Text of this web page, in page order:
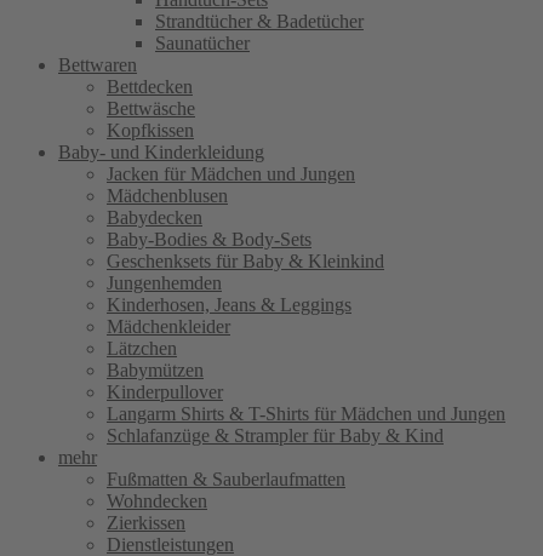
Strandtücher & Badetücher
Saunatücher
Bettwaren
Bettdecken
Bettwäsche
Kopfkissen
Baby- und Kinderkleidung
Jacken für Mädchen und Jungen
Mädchenblusen
Babydecken
Baby-Bodies & Body-Sets
Geschenksets für Baby & Kleinkind
Jungenhemden
Kinderhosen, Jeans & Leggings
Mädchenkleider
Lätzchen
Babymützen
Kinderpullover
Langarm Shirts & T-Shirts für Mädchen und Jungen
Schlafanzüge & Strampler für Baby & Kind
mehr
Fußmatten & Sauberlaufmatten
Wohndecken
Zierkissen
Dienstleistungen